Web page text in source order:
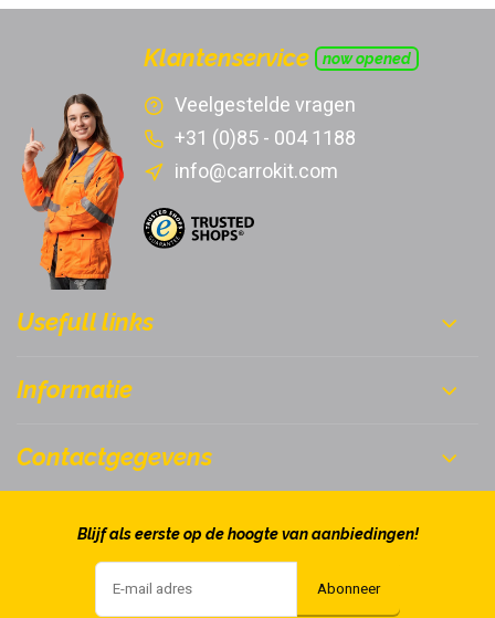
Klantenservice now opened
Veelgestelde vragen
+31 (0)85 - 004 1188
info@carrokit.com
Usefull links
Informatie
Contactgegevens
Blijf als eerste op de hoogte van aanbiedingen!
Abonneer